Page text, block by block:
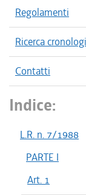
Regolamenti
Ricerca
Contatti
Indice:
L.R. n. 7/1988
PARTE I
Art. 1